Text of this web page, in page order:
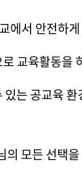
에서 안전하
교육활동을
있는 공교육
의 모든 선택